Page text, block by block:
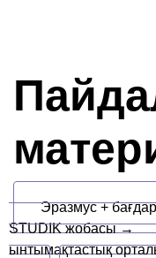
Эразмус +
STUDIK жобасы →
ынтымақтастық